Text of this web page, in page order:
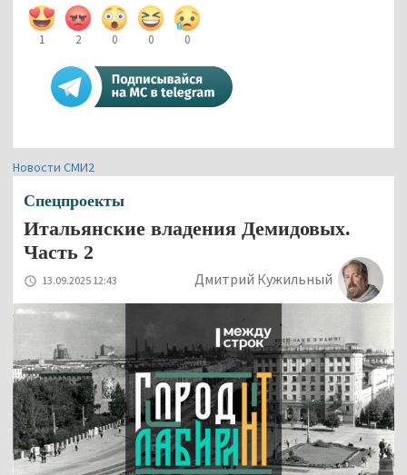
1 2 0 0 0
Новости СМИ2
Спецпроекты
Итальянские владения Демидовых.
Часть 2
13.09.2025 12:43 Дмитрий Кужильный